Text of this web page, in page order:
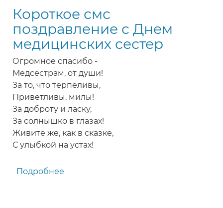
медсестры
в
стихах
Короткое смс
поздравление с Днем
медицинских сестер
Огромное спасибо -
Медсестрам, от души!
За то, что терпеливы,
Приветливы, милы!
За доброту и ласку,
За солнышко в глазах!
Живите же, как в сказке,
С улыбкой на устах!
Подробнее